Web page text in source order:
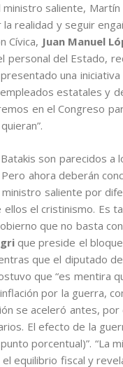
saliente, Martín
realidad y seguir
Cívica, Juan Manuel
personal del Estado,
una
estatales y
en el Congreso
son parecidos a
ahora deberán
saliente por
el cristinismo. Es
que no basta con
que preside el
que el diputado de
que “es mentira
por la guerra,
se aceleró antes,
El efecto de la
porcentual)”. “La
equilibrio fiscal y